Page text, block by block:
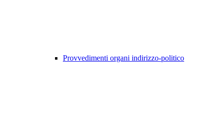
Provvedimenti organi indirizzo-politico